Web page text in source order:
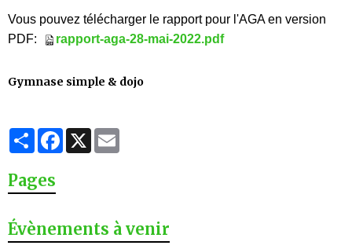
Vous pouvez télécharger le rapport pour l'AGA en version
PDF:
rapport-aga-28-mai-2022.pdf
Gymnase simple & dojo
PartagerFacebook
X
Pages
Évènements à venir